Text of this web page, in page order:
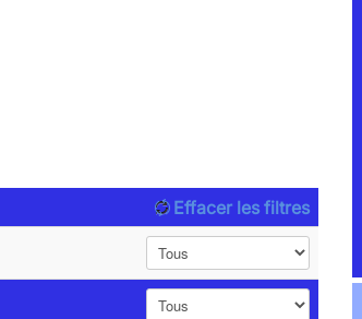
Effacer les filtres